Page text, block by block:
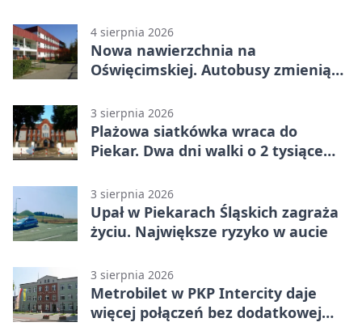
4 sierpnia 2026
Nowa nawierzchnia na
Oświęcimskiej. Autobusy zmienią
3 sierpnia 2026
Plażowa siatkówka wraca do
Piekar. Dwa dni walki o 2 tysiące
3 sierpnia 2026
Upał w Piekarach Śląskich zagraża
życiu. Największe ryzyko w aucie
3 sierpnia 2026
Metrobilet w PKP Intercity daje
więcej połączeń bez dodatkowej